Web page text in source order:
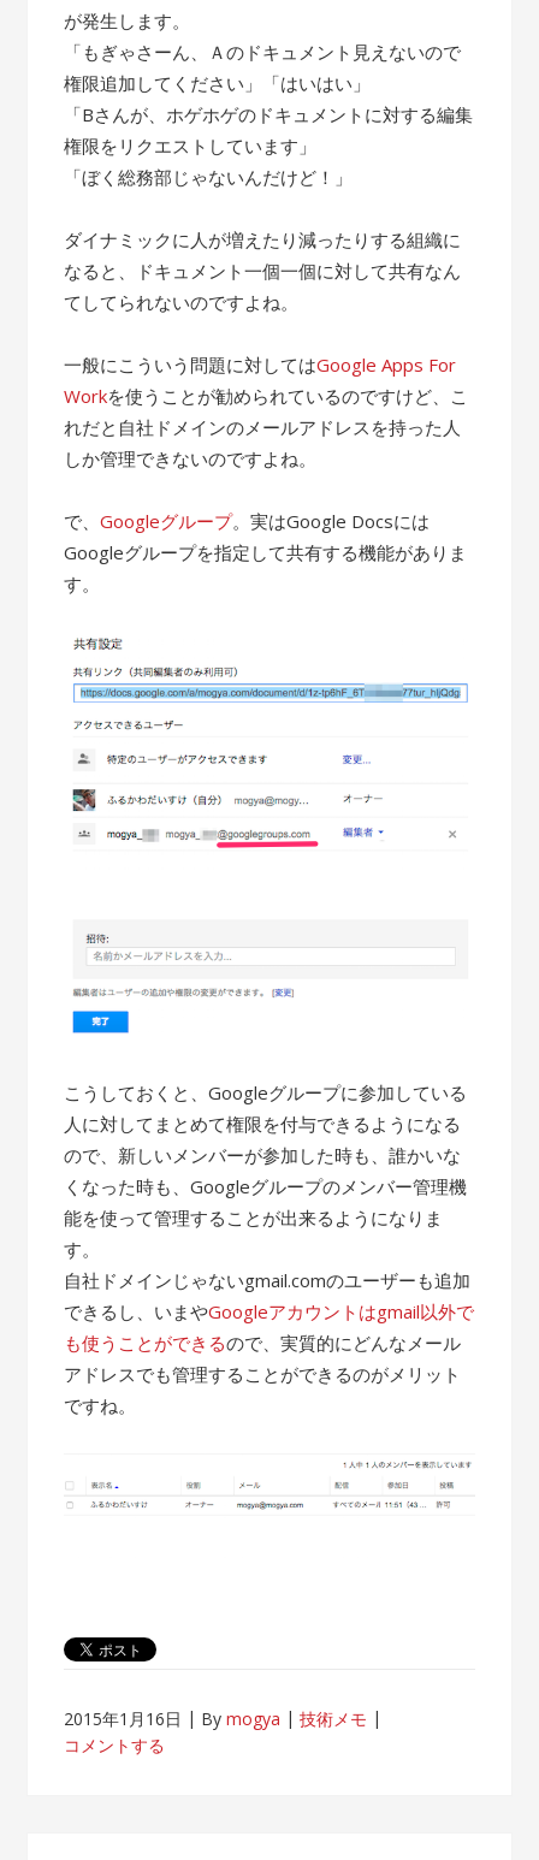
が発生します。
「もぎゃさーん、Ａのドキュメント見えないので
権限追加してください」「はいはい」
「Bさんが、ホゲホゲのドキュメントに対する編集
権限をリクエストしています」
「ぼく総務部じゃないんだけど！」
ダイナミックに人が増えたり減ったりする組織に
なると、ドキュメント一個一個に対して共有なん
てしてられないのですよね。
一般にこういう問題に対してはGoogle Apps For
Workを使うことが勧められているのですけど、こ
れだと自社ドメインのメールアドレスを持った人
しか管理できないのですよね。
で、Googleグループ。実はGoogle Docsには
Googleグループを指定して共有する機能がありま
す。
こうしておくと、Googleグループに参加している
人に対してまとめて権限を付与できるようになる
ので、新しいメンバーが参加した時も、誰かいな
くなった時も、Googleグループのメンバー管理機
能を使って管理することが出来るようになりま
す。
自社ドメインじゃないgmail.comのユーザーも追加
できるし、いまやGoogleアカウントはgmail以外で
も使うことができるので、実質的にどんなメール
アドレスでも管理することができるのがメリット
ですね。
2015年1月16日 Bymogya
技術メモ
コメントする